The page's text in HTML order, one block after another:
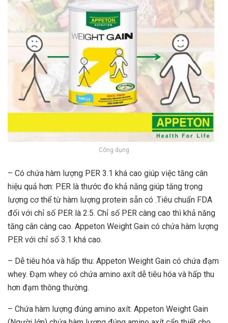
Công dụng
– Có chứa hàm lượng PER 3.1 khá cao giúp việc tăng cân
hiệu quả hơn: PER là thước đo khả năng giúp tăng trọng
lượng cơ thể từ hàm lượng protein sẵn có .Tiêu chuẩn FDA
đối với chỉ số PER là 2.5. Chỉ số PER càng cao thì khả năng
tăng cân càng cao. Appeton Weight Gain có chứa hàm lượng
PER với chỉ số 3.1 khá cao.
– Dễ tiêu hóa và hấp thu: Appeton Weight Gain có chứa đạm
whey. Đạm whey có chứa amino axít dễ tiêu hóa và hấp thu
hơn đạm thông thường.
– Chứa hàm lượng đúng amino axít: Appeton Weight Gain